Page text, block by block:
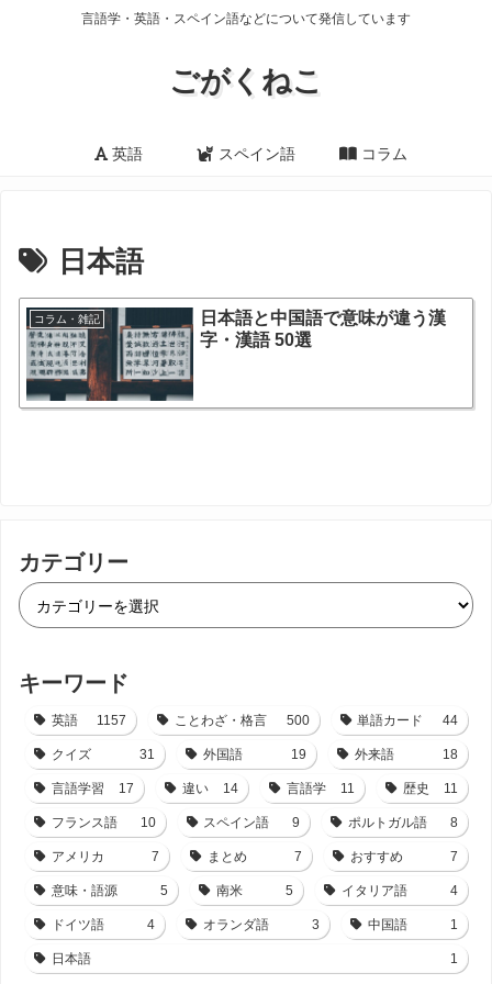
言語学・英語・スペイン語などについて発信しています
ごがくねこ
英語 スペイン語 コラム
日本語
コラム・雑記
日本語と中国語で意味が違う漢
字・漢語 50選
カテゴリー
キーワード
英語 1157 ことわざ・格言 500 単語カード 44
クイズ 31 外国語 19 外来語 18
言語学習 17 違い 14 言語学 11 歴史 11
フランス語 10 スペイン語 9 ポルトガル語 8
アメリカ 7 まとめ 7 おすすめ 7
意味・語源 5 南米 5 イタリア語 4
ドイツ語 4 オランダ語 3 中国語 1
日本語 1